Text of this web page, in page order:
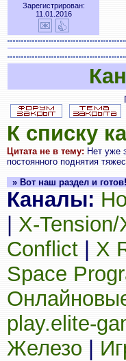
Зарегистрирован:
11.01.2016
К списку
Цитата не в тему: Нет уже
постоянного поднятия
» Вот наш раздел и
Каналы:
X-Tension/
Conflict
X
Space
play.elite-
Железо